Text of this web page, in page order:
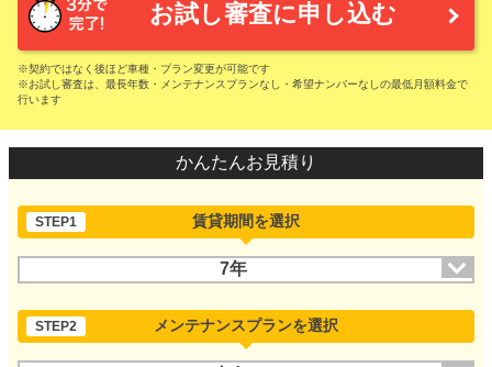
お試し審査に申し込む
※契約ではなく後ほど車種・プラン変更が可能です
※お試し審査は、最長年数・メンテナンスプランなし・希望ナンバーなしの最低月額料金で
行います
かんたんお見積り
STEP1 賃貸期間を選択
7年
STEP2 メンテナンスプランを選択